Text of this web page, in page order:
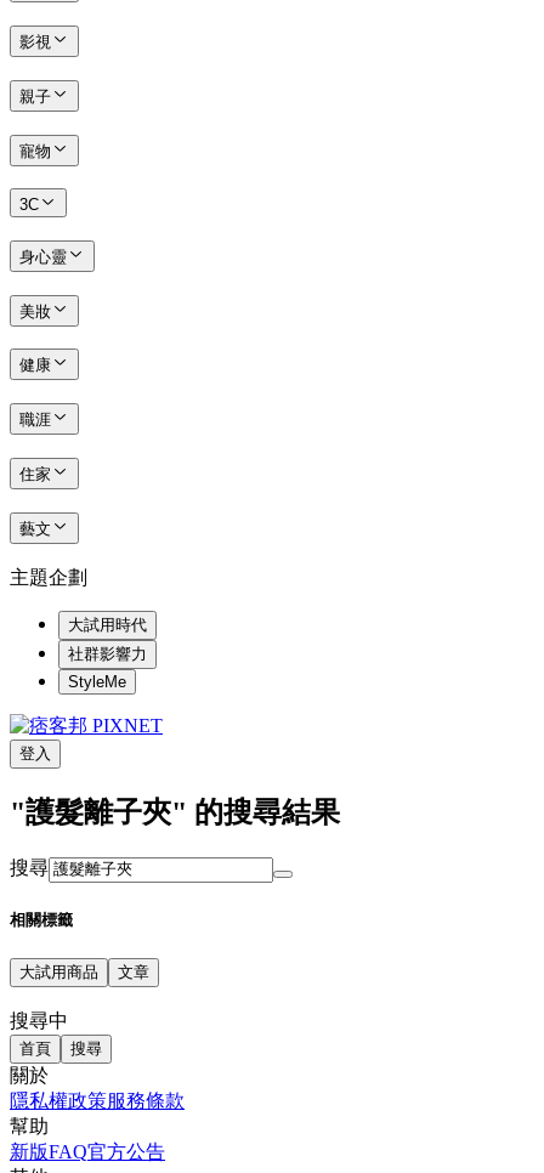
影視
親子
寵物
3C
身心靈
美妝
健康
職涯
住家
藝文
主題企劃
大試用時代
社群影響力
StyleMe
登入
"護髮離子夾" 的搜尋結果
搜尋
相關標籤
大試用商品 文章
搜尋中
首頁 搜尋
關於
隱私權政策服務條款
幫助
新版FAQ官方公告